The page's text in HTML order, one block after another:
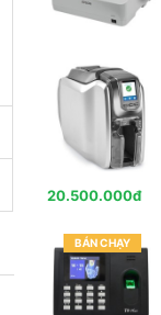
20.500.000đ
BÁN CHẠY